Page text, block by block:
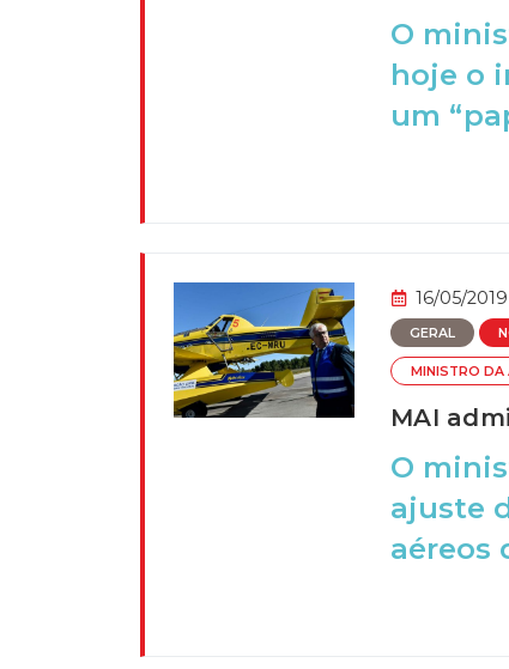
O
hoje o
um
16/05/2019
GERAL
MINISTRO DA
MAI
O
ajuste
aéreos